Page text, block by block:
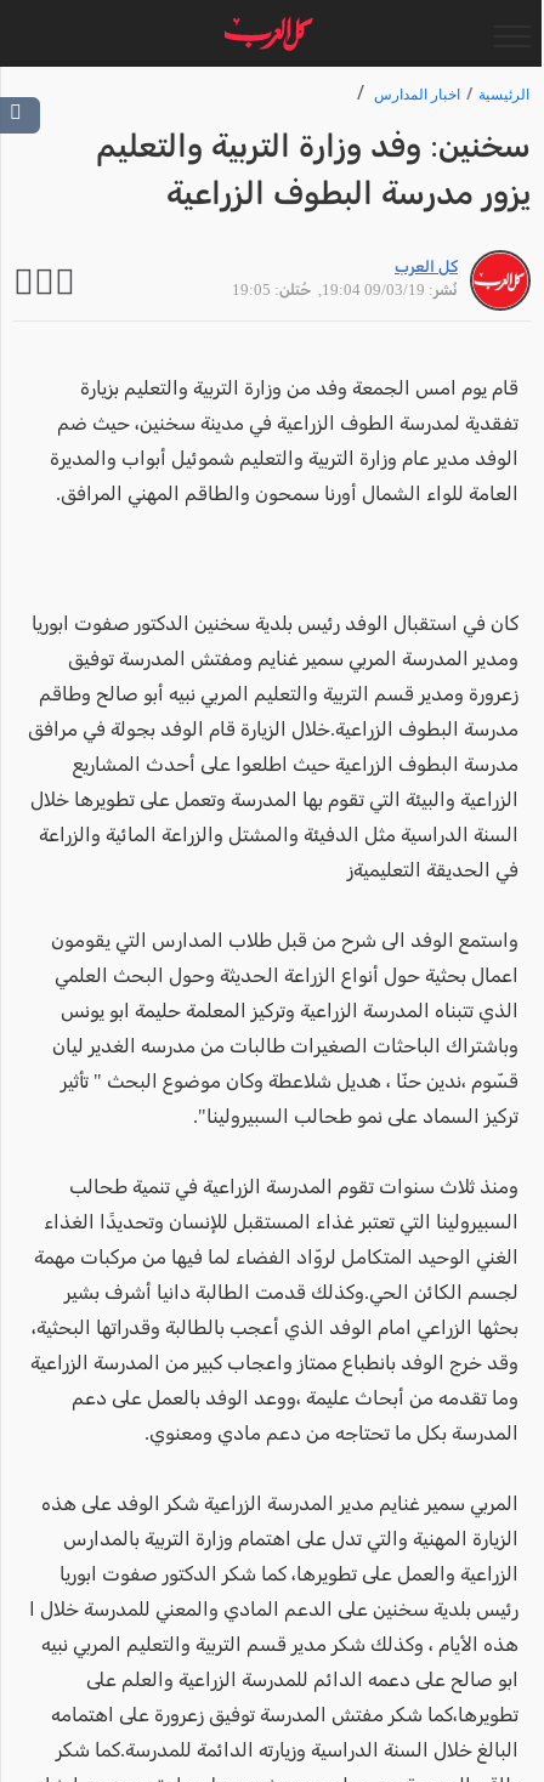
الرئيسية اخبار المدارس
سخنين: وفد وزارة التربية والتعليم
يزور مدرسة البطوف الزراعية
كل العرب
نُشر: 09/03/19 19:04
, حُتلن: 19:05
قام يوم امس الجمعة وفد من وزارة التربية والتعليم بزيارة
تفقدية لمدرسة الطوف الزراعية في مدينة سخنين، حيث ضم
الوفد مدير عام وزارة التربية والتعليم شموئيل أبواب والمديرة
العامة للواء الشمال أورنا سمحون والطاقم المهني المرافق.
كان في استقبال الوفد رئيس بلدية سخنين الدكتور صفوت ابوريا
ومدير المدرسة المربي سمير غنايم ومفتش المدرسة توفيق
زعرورة ومدير قسم التربية والتعليم المربي نبيه أبو صالح وطاقم
مدرسة البطوف الزراعية.خلال الزيارة قام الوفد بجولة في مرافق
مدرسة البطوف الزراعية حيث اطلعوا على أحدث المشاريع
الزراعية والبيئة التي تقوم بها المدرسة وتعمل على تطويرها خلال
السنة الدراسية مثل الدفيئة والمشتل والزراعة المائية والزراعة
في الحديقة التعليميةز
واستمع الوفد الى شرح من قبل طلاب المدارس التي يقومون
اعمال بحثية حول أنواع الزراعة الحديثة وحول البحث العلمي
الذي تتبناه المدرسة الزراعية وتركيز المعلمة حليمة ابو يونس
وباشتراك الباحثات الصغيرات طالبات من مدرسه الغدير ليان
قسّوم ،ندين حنّا ، هديل شلاعطة وكان موضوع البحث " تأثير
تركيز السماد على نمو طحالب السبيرولينا".
ومنذ ثلاث سنوات تقوم المدرسة الزراعية في تنمية طحالب
السبيرولينا التي تعتبر غذاء المستقبل للإنسان وتحديدًا الغذاء
الغني الوحيد المتكامل لروّاد الفضاء لما فيها من مركبات مهمة
لجسم الكائن الحي.وكذلك قدمت الطالبة دانيا أشرف بشير
بحثها الزراعي امام الوفد الذي أعجب بالطالبة وقدراتها البحثية،
وقد خرج الوفد بانطباع ممتاز واعجاب كبير من المدرسة الزراعية
وما تقدمه من أبحاث عليمة ،ووعد الوفد بالعمل على دعم
المدرسة بكل ما تحتاجه من دعم مادي ومعنوي.
المربي سمير غنايم مدير المدرسة الزراعية شكر الوفد على هذه
الزيارة المهنية والتي تدل على اهتمام وزارة التربية بالمدارس
الزراعية والعمل على تطويرها، كما شكر الدكتور صفوت ابوريا
رئيس بلدية سخنين على الدعم المادي والمعني للمدرسة خلال ا
هذه الأيام ، وكذلك شكر مدير قسم التربية والتعليم المربي نبيه
ابو صالح على دعمه الدائم للمدرسة الزراعية والعلم على
تطويرها،كما شكر مفتش المدرسة توفيق زعرورة على اهتمامه
البالغ خلال السنة الدراسية وزيارته الدائمة للمدرسة.كما شكر